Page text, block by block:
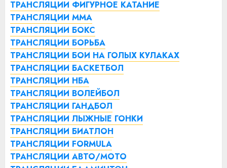
ТРАНСЛЯЦИИ ФИГУРНОЕ КАТАНИЕ
ТРАНСЛЯЦИИ ММА
ТРАНСЛЯЦИИ БОКС
ТРАНСЛЯЦИИ БОРЬБА
ТРАНСЛЯЦИИ БОИ НА ГОЛЫХ КУЛАКАХ
ТРАНСЛЯЦИИ БАСКЕТБОЛ
ТРАНСЛЯЦИИ НБА
ТРАНСЛЯЦИИ ВОЛЕЙБОЛ
ТРАНСЛЯЦИИ ГАНДБОЛ
ТРАНСЛЯЦИИ ЛЫЖНЫЕ ГОНКИ
ТРАНСЛЯЦИИ БИАТЛОН
ТРАНСЛЯЦИИ FORMULA
ТРАНСЛЯЦИИ АВТО/МОТО